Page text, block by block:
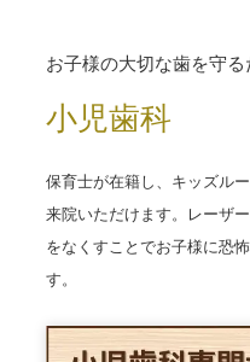
お子様の大切な歯を守
小児歯科
保育士が在籍し、キッズル
来院いただけます。レーザ
をなくすことでお子様に恐
す。